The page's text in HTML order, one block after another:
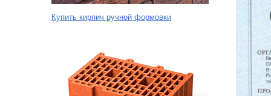
Купить кирпич ручной формовки